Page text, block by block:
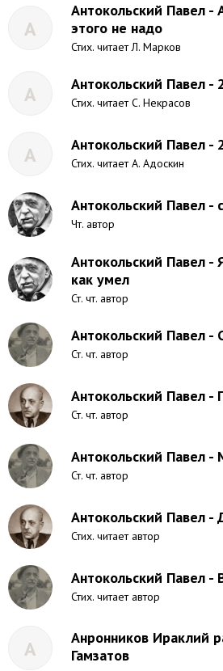
А
Антокольский Павел
этого не надо
Стих. читает Л. Марков
А Антокольский Павел -
Стих. читает С. Некрасов
А Антокольский Павел -
Стих. читает А. Адоскин
Антокольский Павел -
Чт. автор
Антокольский Павел -
как умел
Ст. чт. автор
Антокольский Павел -
Ст. чт. автор
Антокольский Павел -
Ст. чт. автор
Антокольский Павел -
Ст. чт. автор
Антокольский Павел -
Стих. читает автор
Антокольский Павел -
Стих. читает автор
А
Анронников Ираклий
Гамзатов